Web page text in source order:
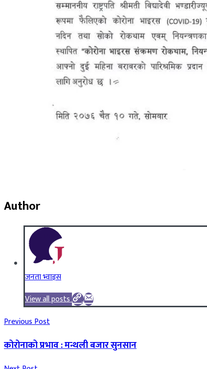
Author
जनता भ्वाइस
View all posts
Previous Post
कोरोनाको प्रभाव : मन्थली बजार सुनसान